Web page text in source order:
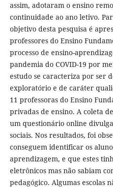
assim, adotaram o ensino
continuidade ao ano letivo.
objetivo desta pesquisa é
professores do Ensino
processo de ensino-
pandemia do COVID-19 por
estudo se caracteriza por ser
exploratório e de caráter
11 professoras do Ensino
privadas de ensino. A coleta
um questionário online
sociais. Nos resultados, foi
conseguem identificar os
aprendizagem, e que estes
eletrônicos mas não sabiam
pedagógico. Algumas escolas